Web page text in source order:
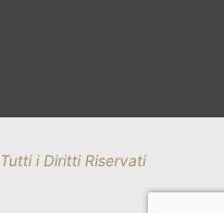
Tutti i Diritti Riservati